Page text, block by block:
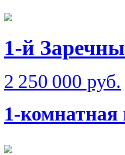
1-й
2 250 000 руб.
1-комнатная